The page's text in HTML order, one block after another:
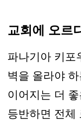
교회에 오르
파나기아 키포
벽을 올라야
이어지는 더
등반하면 전체